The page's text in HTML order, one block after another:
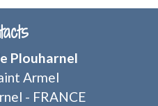
Plouharnel
Armel
- FRANCE